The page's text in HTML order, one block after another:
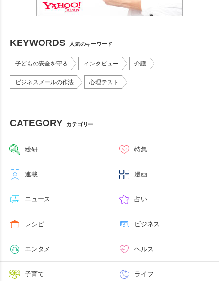
KEYWORDS 人気のキーワード
子どもの安全を守る インタビュー 介護
ビジネスメールの作法 心理テスト
CATEGORY カテゴリー
総研 特集
連載 漫画
ニュース 占い
レシピ ビジネス
エンタメ ヘルス
子育て ライフ